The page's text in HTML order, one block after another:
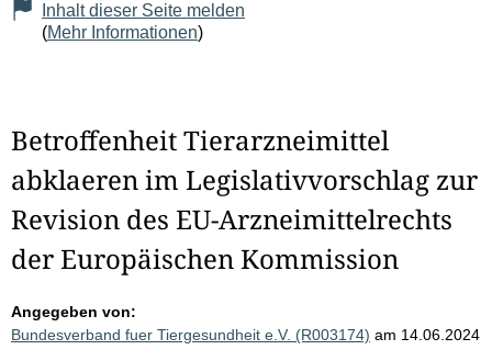
Inhalt dieser Seite melden
(Mehr Informationen)
Betroffenheit Tierarzneimittel
abklaeren im Legislativvorschlag zur
Revision des EU-Arzneimittelrechts
der Europäischen Kommission
Angegeben von:
Bundesverband fuer Tiergesundheit e.V. (R003174) am 14.06.2024